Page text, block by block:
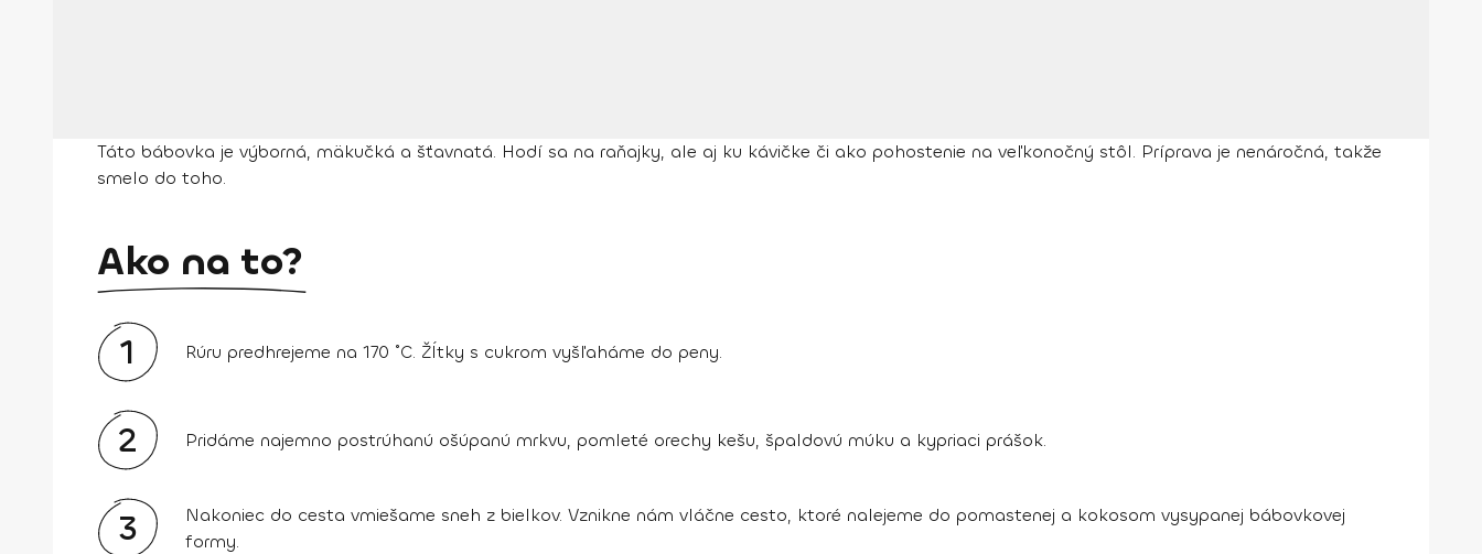
Táto bábovka je výborná, mäkučká a šťavnatá. Hodí sa na raňajky, ale aj ku kávičke či ako pohostenie na veľkonočný stôl. Príprava je nenáročná, takže
smelo do toho.
Ako na to?
1 Rúru predhrejeme na 170 ˚C. Žĺtky s cukrom vyšľaháme do peny.
2 Pridáme najemno postrúhanú ošúpanú mrkvu, pomleté orechy kešu, špaldovú múku a kypriaci prášok.
3
Nakoniec do cesta vmiešame sneh z bielkov. Vznikne nám vláčne cesto, ktoré nalejeme do pomastenej a kokosom vysypanej bábovkovej
formy.